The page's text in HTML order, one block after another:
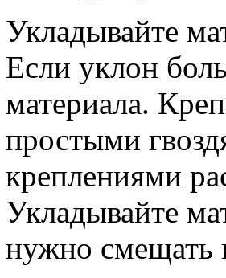
Укладывайте
Если уклон
материала.
простыми
креплениями
Укладывайте
нужно смещать